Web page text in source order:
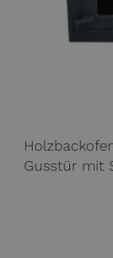
Gusstür mit